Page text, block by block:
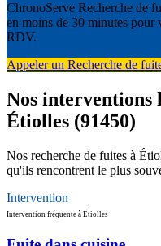
ChronoServe Recherche de
en moins de 30 minutes pour
RDV.
Appeler un Recherche de
Nos interventions
Étiolles (91450)
Nos recherche de fuites à
qu'ils rencontrent le plus
Intervention
Intervention fréquente à Étiolles